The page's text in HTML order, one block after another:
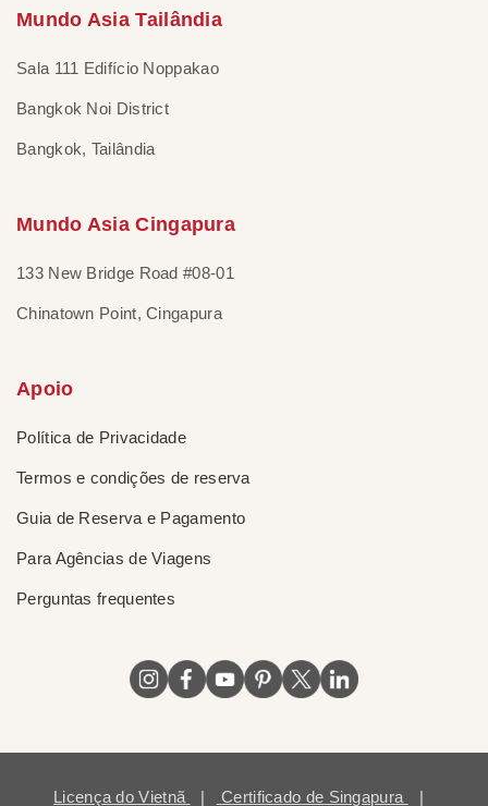
Mundo Asia Tailândia
Sala 111 Edifício Noppakao
Bangkok Noi District
Bangkok, Tailândia
Mundo Asia Cingapura
133 New Bridge Road #08-01
Chinatown Point, Cingapura
Apoio
Política de Privacidade
Termos e condições de reserva
Guia de Reserva e Pagamento
Para Agências de Viagens
Perguntas frequentes
Licença do Vietnã | Certificado de Singapura |